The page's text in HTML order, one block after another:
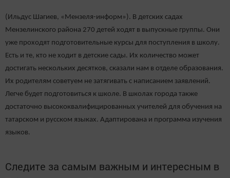
(Ильдус Шагиев, «Мензеля-информ»). В детских садах
Мензелинского района 270 детей ходят в выпускные группы. Они
уже проходят подготовительные курсы для поступления в школу.
Есть и те, кто не ходит в детские сады. Их количество может
достигать нескольких десятков, сказали нам в отделе образования.
Их родителям советуем не затягивать с написанием заявлений.
Легче будет подготовиться к школе. В школах города также
достаточно высококвалифицированных учителей для обучения на
татарском и русском языках. Адаптирована и программа изучения
языков.
Следите за самым важным и интересным в